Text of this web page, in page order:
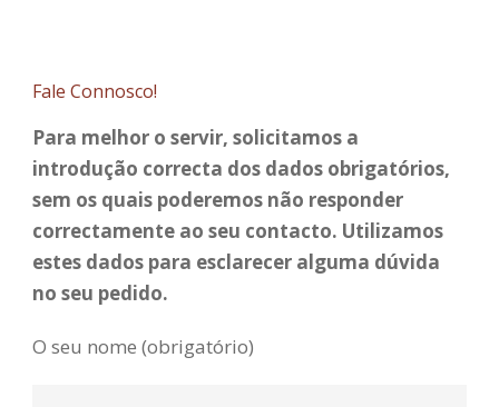
Fale Connosco!
Para melhor o servir, solicitamos a
introdução correcta dos dados obrigatórios,
sem os quais poderemos não responder
correctamente ao seu contacto. Utilizamos
estes dados para esclarecer alguma dúvida
no seu pedido.
O seu nome (obrigatório)